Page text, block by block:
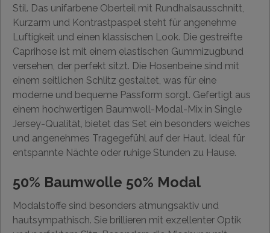
Stil. Das unifarbene Oberteil mit Rundhalsausschnitt,
Kurzarm und Kontrastpaspel steht für angenehme
Luftigkeit und einen klassischen Look. Die gestreifte
Caprihose ist mit einem elastischen Gummizugbund
versehen, der perfekt sitzt. Die Hosenbeine sind mit
einem seitlichen Schlitz gestaltet, was für eine
moderne und bequeme Passform sorgt. Gefertigt aus
einem hochwertigen Baumwoll-Modal-Mix in Single
Jersey-Qualität, bietet das Set ein besonders weiches
und angenehmes Tragegefühl auf der Haut. Ideal für
entspannte Nächte oder ruhige Stunden zu Hause.
50% Baumwolle 50% Modal
Modalstoffe sind besonders atmungsaktiv und
hautsympathisch. Sie brillieren mit exzellenter Optik